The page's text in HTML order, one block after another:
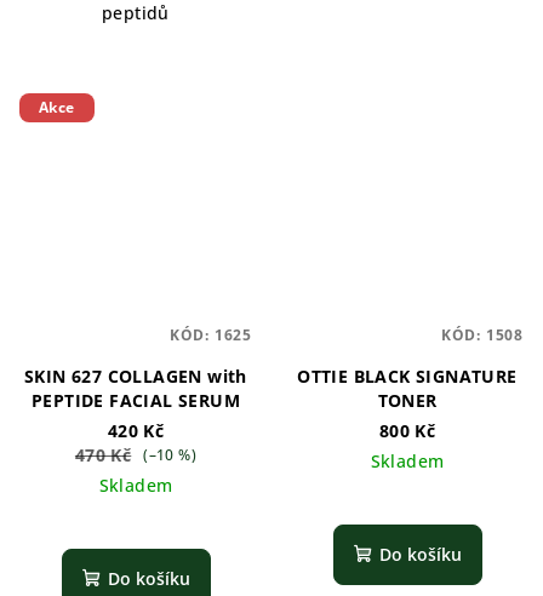
peptidů
Akce
SKIN 627 COLLAGEN with
PEPTIDE FACIAL SERUM
420 Kč
470 Kč (–10 %)
Skladem
Do košíku
KÓD: 1625
OTTIE BLACK SIGNATURE
TONER
800 Kč
Skladem
Do košíku
KÓD: 1508